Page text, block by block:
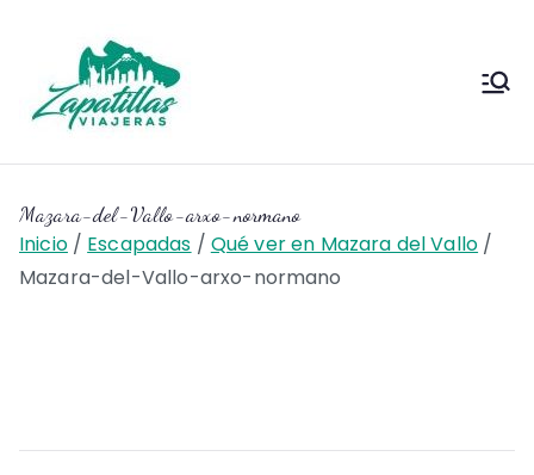
contenido
Viajeras
Mazara-del-Vallo-arxo-normano
Inicio Escapadas
Qué ver en Mazara del Vallo
Mazara-del-Vallo-arxo-normano